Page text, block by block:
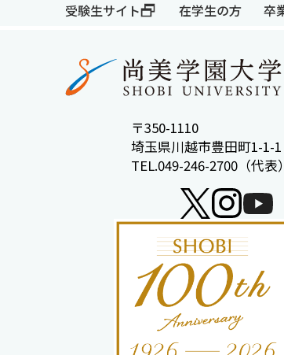
受験生サイト 在学生の方 卒
〒350-1110
埼玉県川越市豊田町1-1-1
TEL.049-246-2700（代表）